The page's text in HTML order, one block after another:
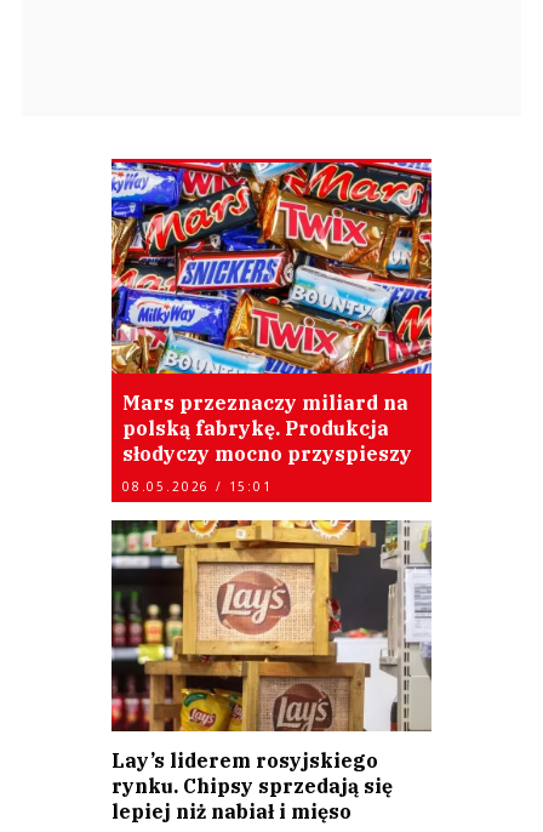
Mars przeznaczy miliard na
polską fabrykę. Produkcja
słodyczy mocno przyspieszy
08.05.2026 / 15:01
Lay’s liderem rosyjskiego
rynku. Chipsy sprzedają się
lepiej niż nabiał i mięso